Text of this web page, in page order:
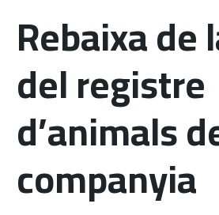
Rebaixa de
del registre
d’animals
companyia